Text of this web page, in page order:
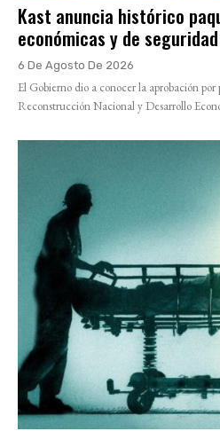
Kast anuncia histórico
económicas y de
6 De Agosto De 2026
El Gobierno dio a conocer la aprobación
Reconstrucción Nacional y Desarrollo